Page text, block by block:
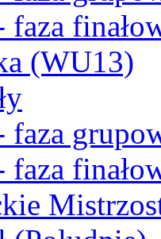
faza
(WU13)
faza
faza